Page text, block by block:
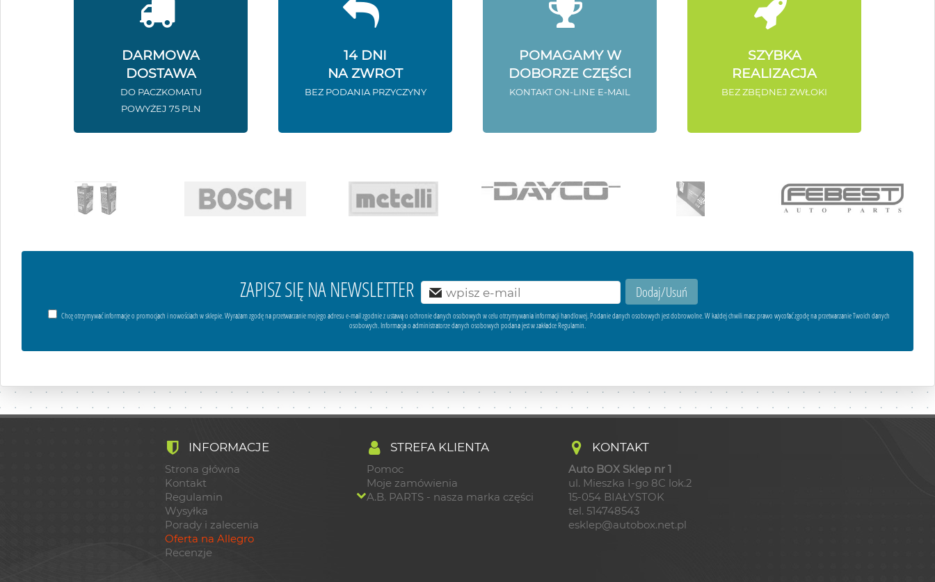
DARMOWA
DOSTAWA
DO PACZKOMATU
POWYŻEJ 75 PLN
14 DNI
NA ZWROT
BEZ PODANIA PRZYCZYNY
POMAGAMY W
DOBORZE CZĘŚCI
KONTAKT ON-LINE E-MAIL
SZYBKA
REALIZACJA
BEZ ZBĘDNEJ ZWŁOKI
ZAPISZ SIĘ NA NEWSLETTER
Chcę otrzymywać informacje o promocjach i nowościach w sklepie. Wyrażam zgodę na przetwarzanie mojego adresu e-mail zgodnie z ustawą o ochronie danych osobowych w celu otrzymywania informacji handlowej. Podanie danych osobowych jest dobrowolne. W każdej chwili masz prawo wycofać zgodę na przetwarzanie Twoich danych
osobowych. Informacja o administratorze danych osobowych podana jest w zakładce Regulamin.
INFORMACJE
Strona główna
Kontakt
Regulamin
Wysyłka
Porady i zalecenia
Oferta na Allegro
Recenzje
STREFA KLIENTA
Pomoc
Moje zamówienia
A.B. PARTS - nasza marka części
KONTAKT
Auto BOX Sklep nr 1
ul. Mieszka I-go 8C lok.2
15-054 BIAŁYSTOK
tel. 514748543
esklep@autobox.net.pl